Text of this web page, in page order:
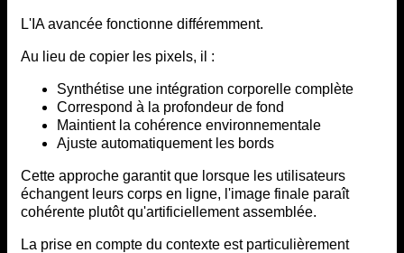
L'IA avancée fonctionne différemment.
Au lieu de copier les pixels, il :
Synthétise une intégration corporelle complète
Correspond à la profondeur de fond
Maintient la cohérence environnementale
Ajuste automatiquement les bords
Cette approche garantit que lorsque les utilisateurs
échangent leurs corps en ligne, l'image finale paraît
cohérente plutôt qu'artificiellement assemblée.
La prise en compte du contexte est particulièrement